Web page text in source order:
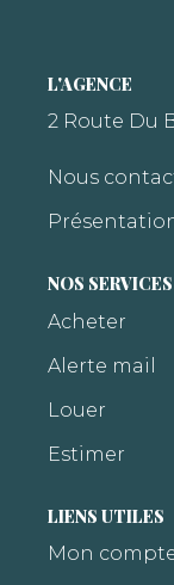
L'AGENCE
2 Route Du
Nous
NOS SERVICES
Acheter
Alerte mail
Louer
Estimer
LIENS UTILES
Mon